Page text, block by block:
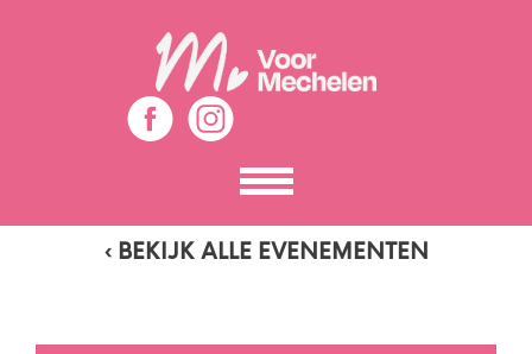
Toon
het
menu
‹ BEKIJK ALLE EVENEMENTEN